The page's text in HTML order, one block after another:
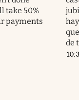
take 50%
payments
de